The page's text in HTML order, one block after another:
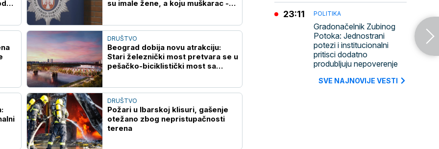
su imale žene, a koju muškarac -
DRUŠTVO
Beograd dobija novu atrakciju:
Stari železnički most pretvara se u
pešačko-biciklistički most sa
DRUŠTVO
Požari u Ibarskoj klisuri, gašenje
otežano zbog nepristupačnosti
terena
POLITIKA
Gradonačelnik Zubinog
Potoka: Jednostrani
potezi i institucionalni
pritisci dodatno
produbljuju nepoverenje
23:11
SVE NAJNOVIJE VESTI